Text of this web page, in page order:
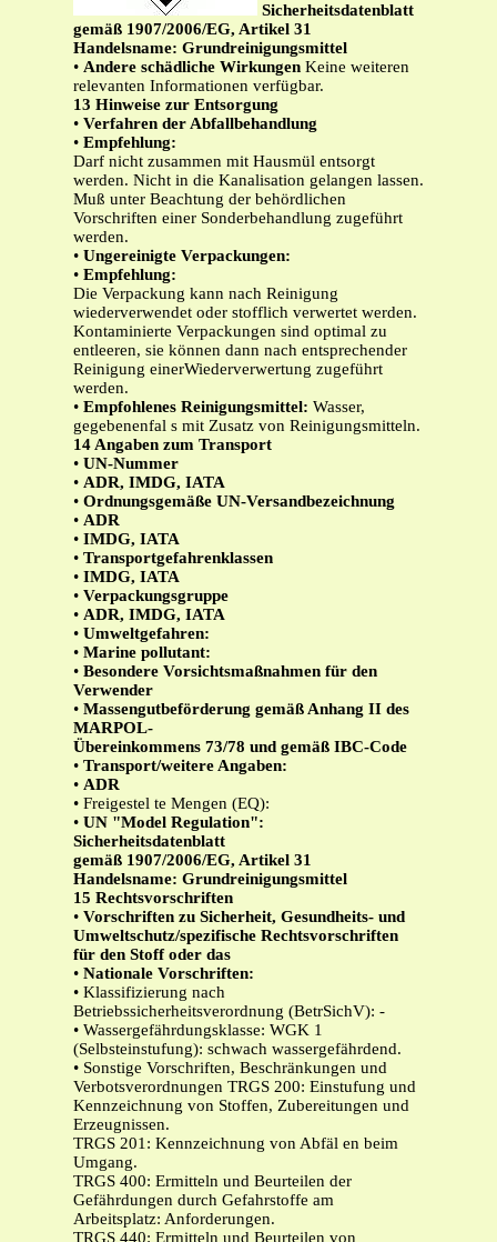
Sicherheitsdatenblatt
gemäß 1907/2006/EG, Artikel 31
Handelsname: Grundreinigungsmittel
• Andere schädliche Wirkungen Keine weiteren
relevanten Informationen verfügbar.
13 Hinweise zur Entsorgung
• Verfahren der Abfallbehandlung
• Empfehlung:
Darf nicht zusammen mit Hausmül entsorgt
werden. Nicht in die Kanalisation gelangen lassen.
Muß unter Beachtung der behördlichen
Vorschriften einer Sonderbehandlung zugeführt
werden.
• Ungereinigte Verpackungen:
• Empfehlung:
Die Verpackung kann nach Reinigung
wiederverwendet oder stofflich verwertet werden.
Kontaminierte Verpackungen sind optimal zu
entleeren, sie können dann nach entsprechender
Reinigung einerWiederverwertung zugeführt
werden.
• Empfohlenes Reinigungsmittel: Wasser,
gegebenenfal s mit Zusatz von Reinigungsmitteln.
14 Angaben zum Transport
• UN-Nummer
• ADR, IMDG, IATA
• Ordnungsgemäße UN-Versandbezeichnung
• ADR
• IMDG, IATA
• Transportgefahrenklassen
• IMDG, IATA
• Verpackungsgruppe
• ADR, IMDG, IATA
• Umweltgefahren:
• Marine pollutant:
• Besondere Vorsichtsmaßnahmen für den
Verwender
• Massengutbeförderung gemäß Anhang II des
MARPOL-
Übereinkommens 73/78 und gemäß IBC-Code
• Transport/weitere Angaben:
• ADR
• Freigestel te Mengen (EQ):
• UN "Model Regulation":
Sicherheitsdatenblatt
gemäß 1907/2006/EG, Artikel 31
Handelsname: Grundreinigungsmittel
15 Rechtsvorschriften
• Vorschriften zu Sicherheit, Gesundheits- und
Umweltschutz/spezifische Rechtsvorschriften
für den Stoff oder das
• Nationale Vorschriften:
• Klassifizierung nach
Betriebssicherheitsverordnung (BetrSichV): -
• Wassergefährdungsklasse: WGK 1
(Selbsteinstufung): schwach wassergefährdend.
• Sonstige Vorschriften, Beschränkungen und
Verbotsverordnungen TRGS 200: Einstufung und
Kennzeichnung von Stoffen, Zubereitungen und
Erzeugnissen.
TRGS 201: Kennzeichnung von Abfäl en beim
Umgang.
TRGS 400: Ermitteln und Beurteilen der
Gefährdungen durch Gefahrstoffe am
Arbeitsplatz: Anforderungen.
TRGS 440: Ermitteln und Beurteilen von